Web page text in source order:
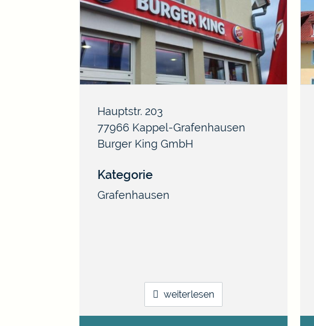
Burger King GmbH
Hauptstr. 203
77966 Kappel-Grafenhausen
Kategorie
Grafenhausen
weiterlesen